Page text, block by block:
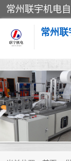
常州联
压花定型机以
高频热合机
超声波复合压